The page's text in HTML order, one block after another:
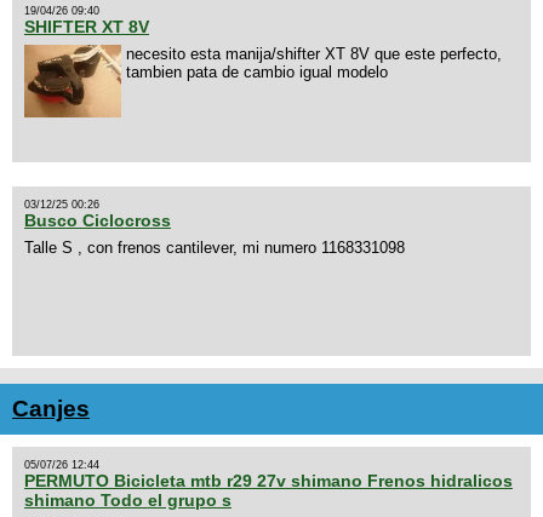
19/04/26 09:40
SHIFTER XT 8V
necesito esta manija/shifter XT 8V que este perfecto,
tambien pata de cambio igual modelo
03/12/25 00:26
Busco Ciclocross
Talle S , con frenos cantilever, mi numero 1168331098
Canjes
05/07/26 12:44
PERMUTO Bicicleta mtb r29 27v shimano Frenos hidralicos
shimano Todo el grupo s